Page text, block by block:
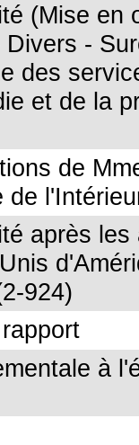
(Mise en
-
des
et de la
de
de
après les
924)
à